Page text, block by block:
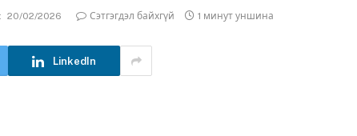
20/02/2026 Сэтгэгдэл байхгүй 1 минут уншина
LinkedIn